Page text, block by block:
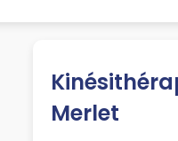
Merlet